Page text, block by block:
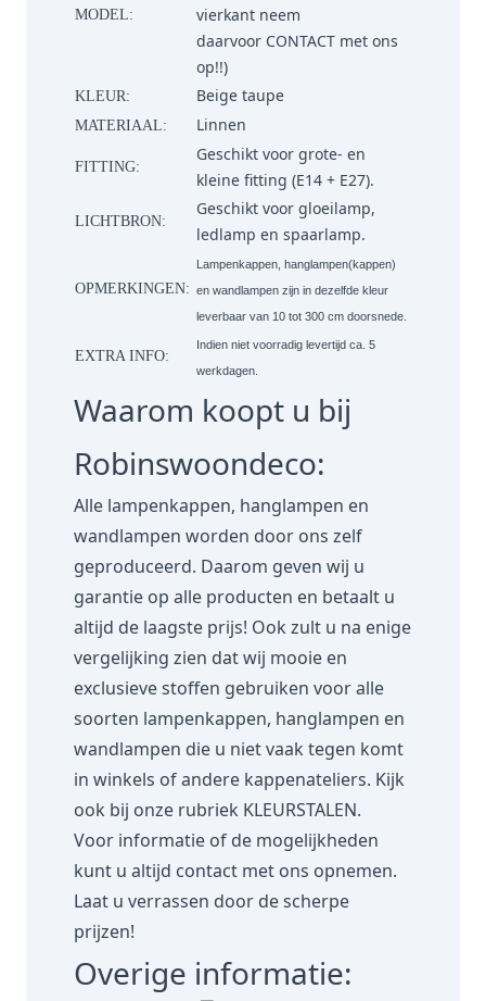
MODEL:
vierkant neem
daarvoor CONTACT met ons
op!!)
KLEUR: Beige taupe
MATERIAAL: Linnen
FITTING:
Geschikt voor grote- en
kleine fitting (E14 + E27).
LICHTBRON:
Geschikt voor gloeilamp,
ledlamp en spaarlamp.
OPMERKINGEN:
Lampenkappen, hanglampen(kappen)
en wandlampen zijn in dezelfde kleur
leverbaar van 10 tot 300 cm doorsnede.
EXTRA INFO:
Indien niet voorradig levertijd ca. 5
werkdagen.
Waarom koopt u bij
Robinswoondeco:
Alle lampenkappen, hanglampen en
wandlampen worden door ons zelf
geproduceerd. Daarom geven wij u
garantie op alle producten en betaalt u
altijd de laagste prijs! Ook zult u na enige
vergelijking zien dat wij mooie en
exclusieve stoffen gebruiken voor alle
soorten lampenkappen, hanglampen en
wandlampen die u niet vaak tegen komt
in winkels of andere kappenateliers. Kijk
ook bij onze rubriek KLEURSTALEN.
Voor informatie of de mogelijkheden
kunt u altijd contact met ons opnemen.
Laat u verrassen door de scherpe
prijzen!
Overige informatie: